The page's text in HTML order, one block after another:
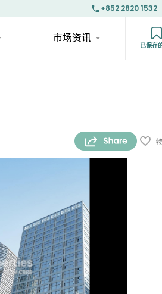
+852 2820 1532
市场资讯
已保存